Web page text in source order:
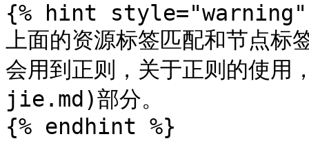
{% hint style="warning"
上面的资源标签匹配和节点
会用到正则，关于正则的
jie.md)部分。
{% endhint %}